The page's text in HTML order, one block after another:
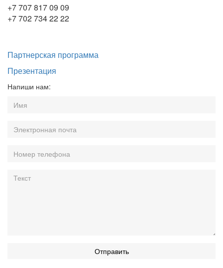
+7 707 817 09 09
+7 702 734 22 22
Партнерская программа
Презентация
Напиши нам:
Отправить